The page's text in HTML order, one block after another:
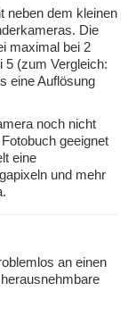
neben dem kleinen
Die
maximal bei 2
5 (zum Vergleich:
eine Auflösung
noch nicht
geeignet
eine
und mehr
an einen